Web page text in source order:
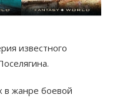
известного
в жанре боевой